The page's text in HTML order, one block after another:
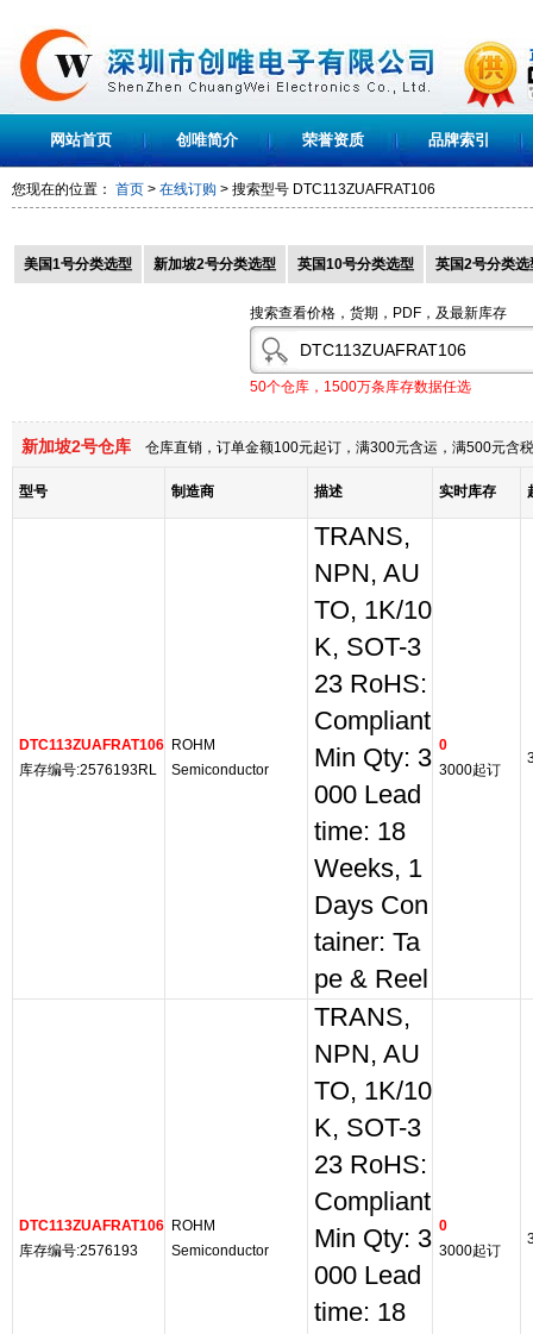
网站首页 创唯简介 荣誉资质 品牌索引
您现在的位置： 首页 > 在线订购 > 搜索型号 DTC113ZUAFRAT106
美国1号分类选型 新加坡2号分类选型 英国10号分类选型 英国2号分类选
搜索查看价格，货期，PDF，及最新库存
50个仓库，1500万条库存数据任选
新加坡2号仓库 仓库直销，订单金额100元起订，满300元含运，满500元含
型号 制造商 描述 实时库存
DTC113ZUAFRAT106
库存编号:2576193RL
ROHM
Semiconductor
TRANS,
NPN, AU
TO, 1K/10
K, SOT-3
23 RoHS:
Compliant
Min Qty: 3
000 Lead
time: 18
Weeks, 1
Days Con
tainer: Ta
pe & Reel
0
3000起订
DTC113ZUAFRAT106
库存编号:2576193
ROHM
Semiconductor
TRANS,
NPN, AU
TO, 1K/10
K, SOT-3
23 RoHS:
Compliant
Min Qty: 3
000 Lead
time: 18
0
3000起订